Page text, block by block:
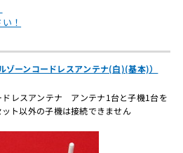
！
ーンコードレスアンテナ(白)(基本)）
ドレスアンテナ アンテナ1台と子機1台を
ト以外の子機は接続できません